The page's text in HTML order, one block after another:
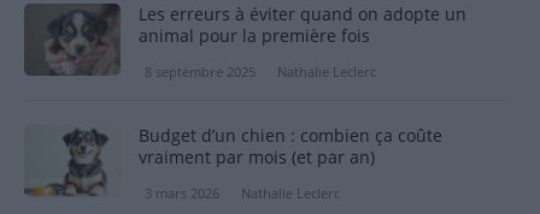
Les erreurs à éviter quand on adopte un
animal pour la première fois
8 septembre 2025 Nathalie Leclerc
Budget d’un chien : combien ça coûte
vraiment par mois (et par an)
3 mars 2026 Nathalie Leclerc